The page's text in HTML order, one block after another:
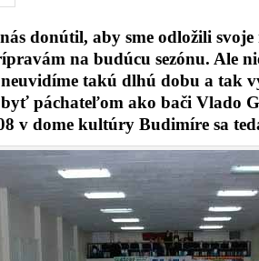
donútil, aby sme odložili
na budúcu sezónu. Ale
neuvidíme takú dlhú dobu a tak
páchateľom ako bači Vlado
v dome kultúry Budimíre sa